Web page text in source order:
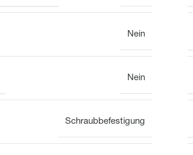
Nein
Nein
Schraubbefestigung